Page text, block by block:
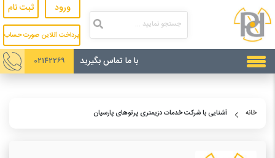
ورود ثبت نام
پرداخت آنلاین صورت حساب
با ما تماس بگیرید 02142269
خانه آشنایی با شرکت خدمات دزیمتری پرتوهای پارسیان